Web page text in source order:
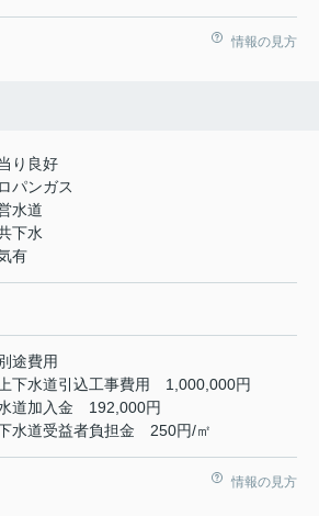
情報の見方
り良好
パンガス
水道
下水
有
途費用
上下水道引込工事費用 1,000,000円
水道加入金 192,000円
下水道受益者負担金 250円/㎡
情報の見方